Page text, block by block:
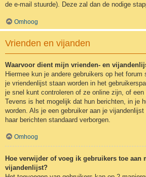
de e-mail stuurde). Deze zal dan de nodige
Omhoog
Vrienden en vijanden
Waarvoor dient mijn vrienden- en
Hiermee kun je andere gebruikers op het forum
je vriendenlijst staan worden in het
je snel kunt controleren of ze online zijn, of een
Tevens is het mogelijk dat hun berichten, in je
worden. Als je een gebruiker aan je
haar berichten standaard verborgen.
Omhoog
Hoe verwijder of voeg ik gebruikers toe aan
vijandenlijst?